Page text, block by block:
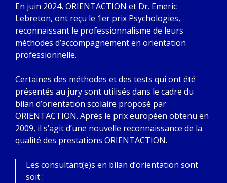
En juin 2024, ORIENTACTION et Dr. Emeric
Lebreton, ont reçu le 1er prix Psychologies,
reconnaissant le professionnalisme de leurs
méthodes d’accompagnement en orientation
professionnelle.
Certaines des méthodes et des tests qui ont été
présentés au jury sont utilisés dans le cadre du
bilan d’orientation scolaire proposé par
ORIENTACTION. Après le prix européen obtenu en
2009, il s’agit d’une nouvelle reconnaissance de la
qualité des prestations ORIENTACTION.
Les consultant(e)s en bilan d’orientation sont
soit :